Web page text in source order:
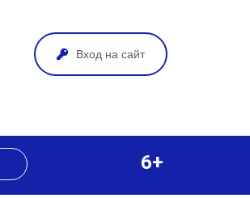
Вход на сайт
6+